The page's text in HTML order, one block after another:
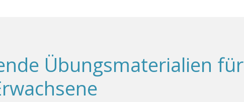
Übungsmaterialien für